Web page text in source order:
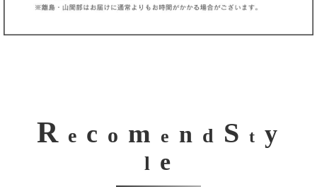
R e c o m e n d S t y
l e